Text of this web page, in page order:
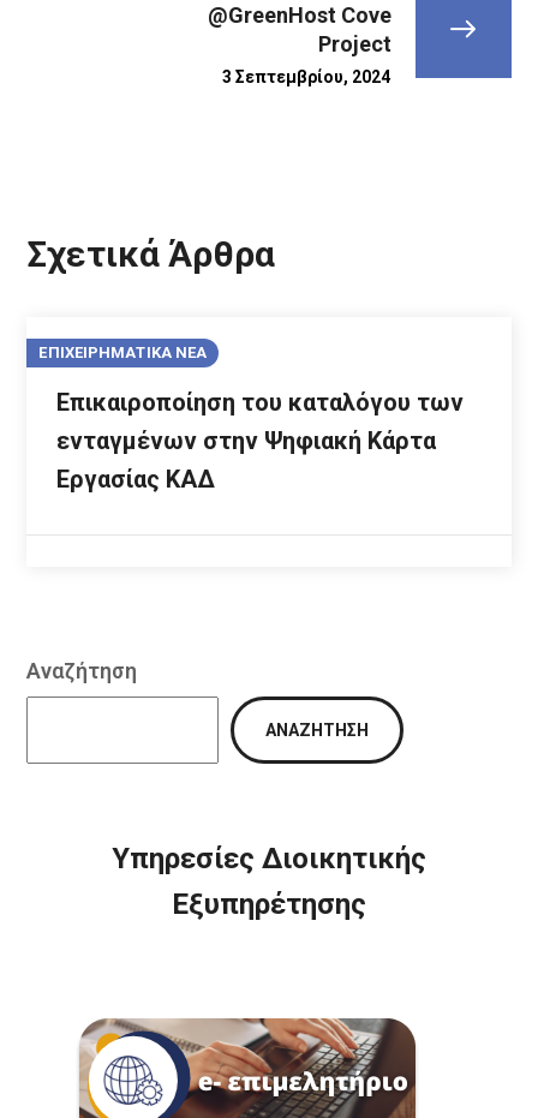
@GreenHost Cove
Project
3 Σεπτεμβρίου, 2024
Σχετικά Άρθρα
ΕΠΙΧΕΙΡΗΜΑΤΙΚΑ ΝΕΑ
Επικαιροποίηση του καταλόγου των
ενταγμένων στην Ψηφιακή Κάρτα
Εργασίας ΚΑΔ
Αναζήτηση
ΑΝΑΖΉΤΗΣΗ
Υπηρεσίες Διοικητικής
Εξυπηρέτησης